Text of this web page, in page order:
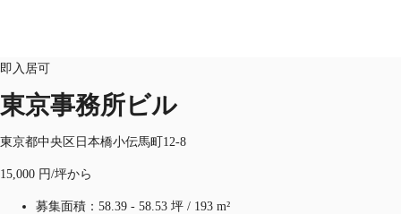
地図検索
JP
お電話 お問合せ
即入居可
東京事務所ビル
東京都中央区日本橋小伝馬町12-8
15,000 円/坪から
募集面積： 58.39 - 58.53 坪 / 193 m²